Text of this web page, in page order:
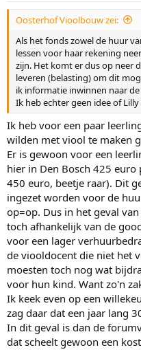
Oosterhof Vioolbouw zei:
Als het fonds zowel de huur
lessen voor haar rekening
zijn. Het komt er dus op neer
leveren (belasting) om dit
ik informatie inwinnen naar
Ik heb echter geen idee of
Ik heb voor een paar
wilden met viool te maken
Er is gewoon voor een
hier in Den Bosch 425
450 euro, beetje raar). Dit
ingezet worden voor de
op=op. Dus in het geval
toch afhankelijk van de
voor een lager
de viooldocent die niet het
moesten toch nog wat
voor hun kind. Want zo'n
Ik keek even op een
zag daar dat een jaar lang
In dit geval is dan de
dat scheelt gewoon een